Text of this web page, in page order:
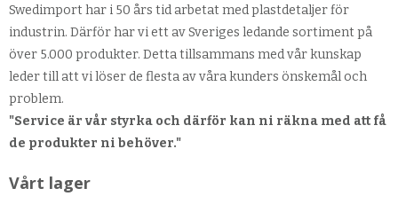
Swedimport har i 50 års tid arbetat med plastdetaljer för
industrin. Därför har vi ett av Sveriges ledande sortiment på
över 5.000 produkter. Detta tillsammans med vår kunskap
leder till att vi löser de flesta av våra kunders önskemål och
problem.
"Service är vår styrka och därför kan ni räkna med att få
de produkter ni behöver."
Vårt lager